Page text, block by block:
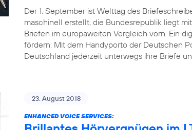
Der 1. September ist Welttag des
maschinell erstellt, die Bundesrepublik liegt
Briefen im europaweiten Vergleich vorn. Ein
fördern: Mit dem Handyporto der Deutschen
Deutschland jederzeit unterwegs ihre Briefe
23. August 2018
ENHANCED VOICE SERVICES: